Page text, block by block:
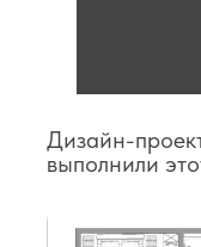
Дизайн-
выполнили